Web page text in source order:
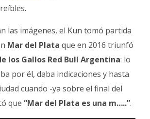
las imágenes, el Kun tomó partida
Mar del Plata que en 2016 triunfó
los Gallos Red Bull Argentina: lo
por él, daba indicaciones y hasta
cuando -ya sobre el final del
que “Mar del Plata es una m…..”.